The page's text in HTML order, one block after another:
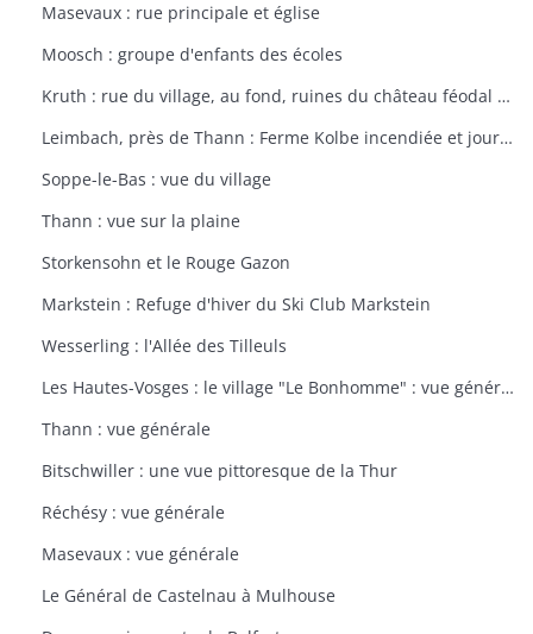
Masevaux : rue principale et église
Moosch : groupe d'enfants des écoles
Kruth : rue du village, au fond, ruines du château féodal de Wildenstein
Leimbach, près de Thann : Ferme Kolbe incendiée et journellement bombardée avec les dépendances en ruines
Soppe-le-Bas : vue du village
Thann : vue sur la plaine
Storkensohn et le Rouge Gazon
Markstein : Refuge d'hiver du Ski Club Markstein
Wesserling : l'Allée des Tilleuls
Les Hautes-Vosges : le village "Le Bonhomme" : vue générale
Thann : vue générale
Bitschwiller : une vue pittoresque de la Thur
Réchésy : vue générale
Masevaux : vue générale
Le Général de Castelnau à Mulhouse